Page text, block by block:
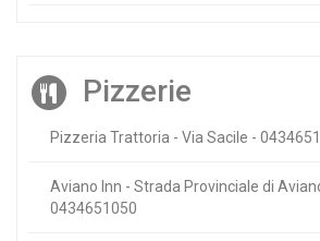
Pizzerie
Pizzeria Trattoria - Via Sacile -
Aviano Inn - Strada Provinciale di
0434651050